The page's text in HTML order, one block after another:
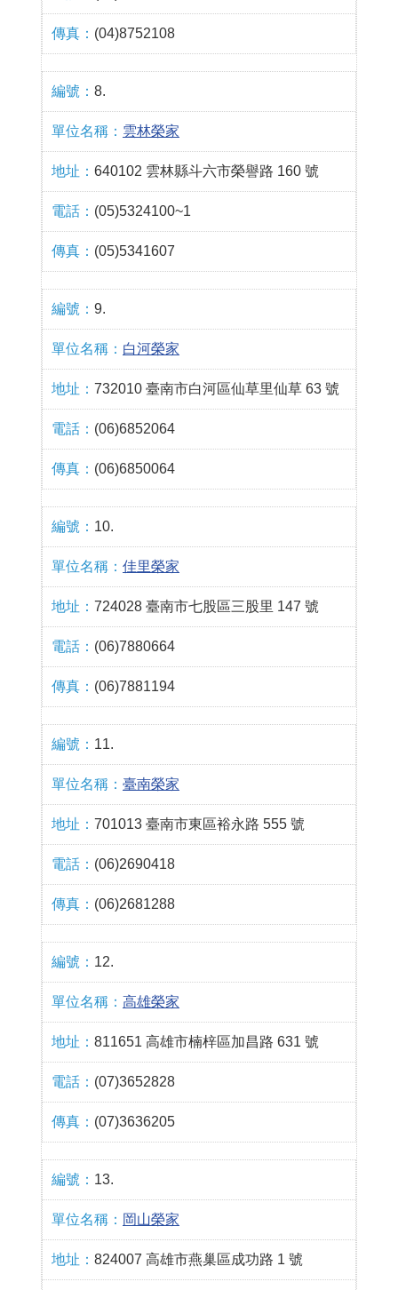
(04)8752108
8.
雲林榮家
640102 雲林縣斗六市榮譽路 160 號
(05)5324100~1
(05)5341607
9.
白河榮家
732010 臺南市白河區仙草里仙草 63 號
(06)6852064
(06)6850064
10.
佳里榮家
724028 臺南市七股區三股里 147 號
(06)7880664
(06)7881194
11.
臺南榮家
701013 臺南市東區裕永路 555 號
(06)2690418
(06)2681288
12.
高雄榮家
811651 高雄市楠梓區加昌路 631 號
(07)3652828
(07)3636205
13.
岡山榮家
824007 高雄市燕巢區成功路 1 號